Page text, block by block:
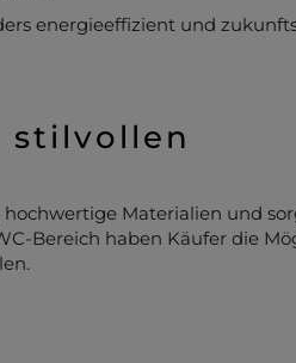
energieeffizient und
stilvollen
Materialien und
Bereich haben Käufer die